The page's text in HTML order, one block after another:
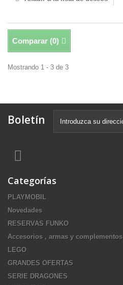
Comparar (0)
Mostrando 1 - 3 de 3
Boletín
Categorías
PLAYMOBIL
Novedades
RESERVAS FUNKO
Accesorios , armas y complementos
LEGO
GRANDES OFERTAS
SERIE DRAGONES